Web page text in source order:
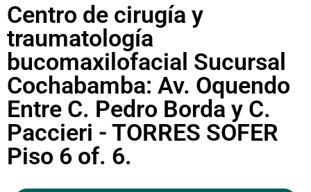
Centro de cirugía y
traumatología
bucomaxilofacial Sucursal
Cochabamba: Av. Oquendo
Entre C. Pedro Borda y C.
Paccieri - TORRES SOFER
Piso 6 of. 6.